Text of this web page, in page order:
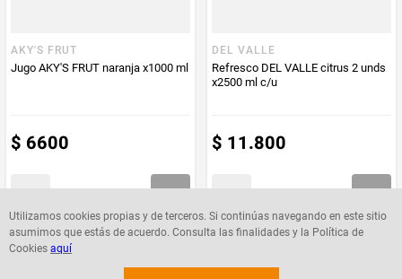
Utilizamos cookies propias y de terceros. Si continúas navegando en este sitio
asumimos que estás de acuerdo. Consulta las finalidades y la Política de
Cookies aquí
AKY'S FRUT
Jugo AKY'S FRUT naranja x1000 ml
$ 6600
DEL VALLE
Refresco DEL VALLE citrus 2 unds
x2500 ml c/u
$ 11.800